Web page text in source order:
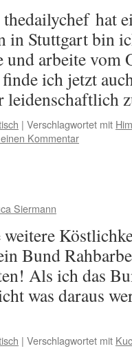
hat
in Stuttgart bin
und arbeite vom
ich jetzt
| Verschlagwortet mit
Kommentar
Siermann
Bund
Als ich das
was daraus
| Verschlagwortet mit